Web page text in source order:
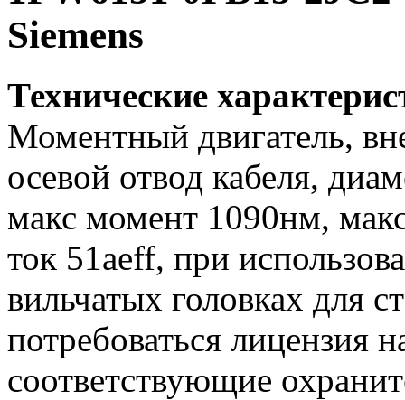
Siemens
Технические
Моментный двигатель,
осевой отвод кабеля,
макс момент 1090нм,
ток 51aeff, при
вильчатых головках для
потребоваться лицензия
соответствующие